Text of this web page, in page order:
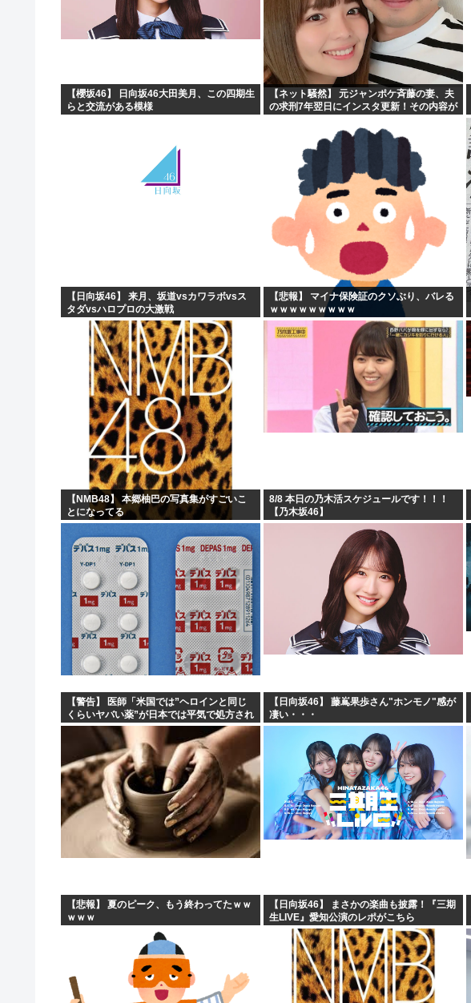
【櫻坂46】 日向坂46大田美月、この四期生
らと交流がある模様
【ネット騒然】 元ジャンポケ斉藤の妻、夫
の求刑7年翌日にインスタ更新！その内容が
【日向坂46】 来月、坂道vsカワラボvsス
タダvsハロプロの大激戦
【悲報】 マイナ保険証のクソぶり、バレる
ｗｗｗｗｗｗｗｗｗ
【NMB48】 本郷柚巴の写真集がすごいこ
とになってる
8/8 本日の乃木活スケジュールです！！！
【乃木坂46】
【警告】 医師「米国では”ヘロインと同じ
くらいヤバい薬”が日本では平気で処方され
てる」
【日向坂46】 藤嶌果歩さん"ホンモノ"感が
凄い・・・
【悲報】 夏のピーク、もう終わってたｗｗ
ｗｗｗ
【日向坂46】 まさかの楽曲も披露！『三期
生LIVE』愛知公演のレポがこちら